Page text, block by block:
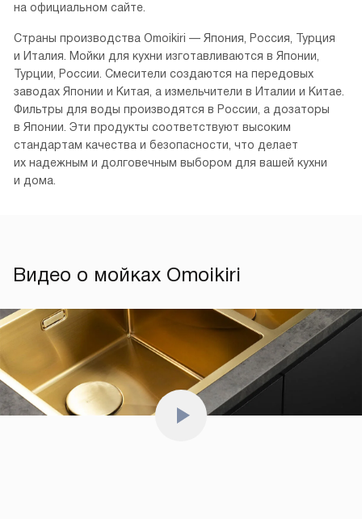
на официальном сайте.
Страны производства Omoikiri — Япония, Россия, Турция
и Италия. Мойки для кухни изготавливаются в Японии,
Турции, России. Смесители создаются на передовых
заводах Японии и Китая, а измельчители в Италии и Китае.
Фильтры для воды производятся в России, а дозаторы
в Японии. Эти продукты соответствуют высоким
стандартам качества и безопасности, что делает
их надежным и долговечным выбором для вашей кухни
и дома.
Видео о мойках Omoikiri